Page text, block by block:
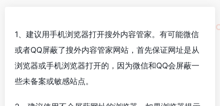
1、建议用手机浏览器打开搜外内容管家。有可能微信
或者QQ屏蔽了搜外内容管家网站，首先保证网址是从
浏览器或手机浏览器打开的，因为微信和QQ会屏蔽一
些未备案或敏感站点。